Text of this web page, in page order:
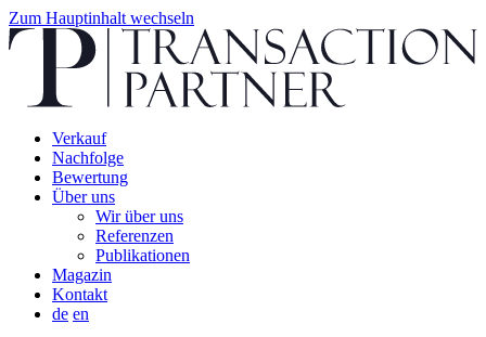
Zum Hauptinhalt wechseln
Verkauf
Nachfolge
Bewertung
Über uns
Wir über uns
Referenzen
Publikationen
Magazin
Kontakt
de en